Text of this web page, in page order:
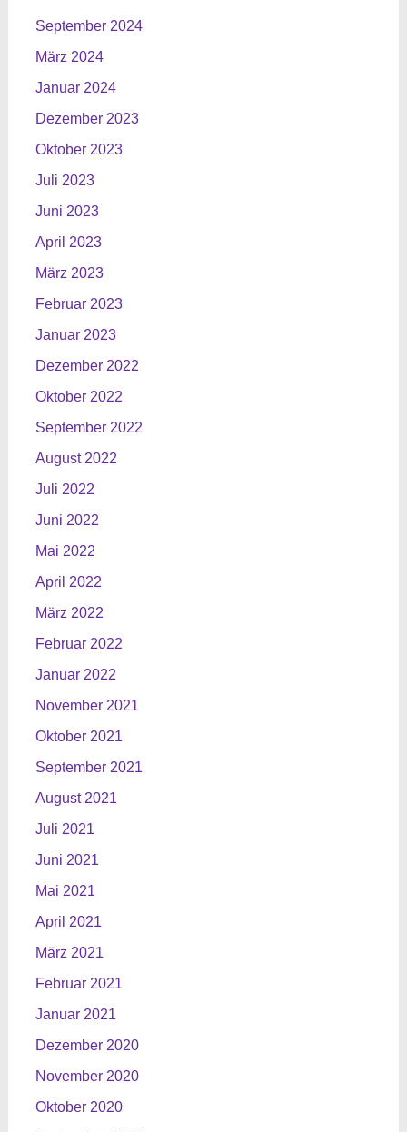
September 2024
März 2024
Januar 2024
Dezember 2023
Oktober 2023
Juli 2023
Juni 2023
April 2023
März 2023
Februar 2023
Januar 2023
Dezember 2022
Oktober 2022
September 2022
August 2022
Juli 2022
Juni 2022
Mai 2022
April 2022
März 2022
Februar 2022
Januar 2022
November 2021
Oktober 2021
September 2021
August 2021
Juli 2021
Juni 2021
Mai 2021
April 2021
März 2021
Februar 2021
Januar 2021
Dezember 2020
November 2020
Oktober 2020